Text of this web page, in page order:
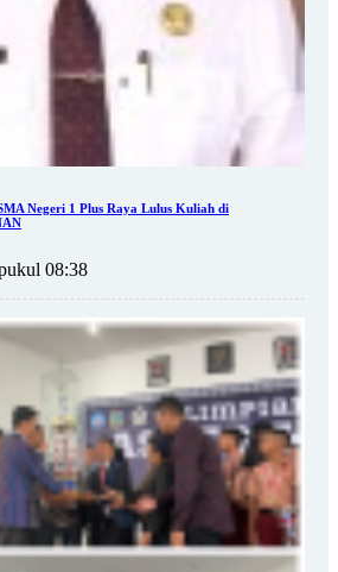
Negeri 1 Plus Raya Lulus Kuliah di
08:38